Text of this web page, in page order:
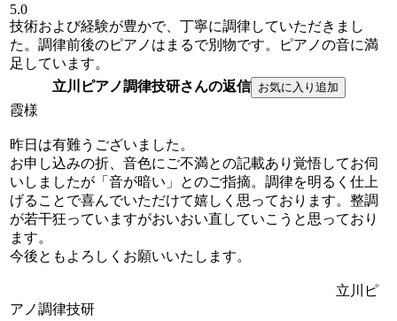
5.0
技術および経験が豊かで、丁寧に調律していただきまし
た。調律前後のピアノはまるで別物です。ピアノの音に満
足しています。
立川ピアノ調律技研さんの返信
霞様
昨日は有難うございました。
お申し込みの折、音色にご不満との記載あり覚悟してお伺
いしましたが「音が暗い」とのご指摘。調律を明るく仕上
げることで喜んでいただけて嬉しく思っております。整調
が若干狂っていますがおいおい直していこうと思っており
ます。
今後ともよろしくお願いいたします。
立川ピ
アノ調律技研